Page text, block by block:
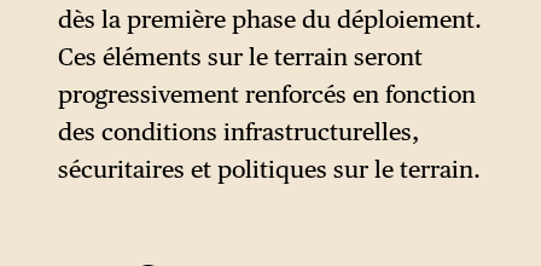
dès la première phase du déploiement.
Ces éléments sur le terrain seront
progressivement renforcés en fonction
des conditions infrastructurelles,
sécuritaires et politiques sur le terrain.